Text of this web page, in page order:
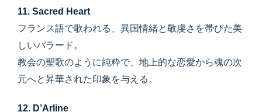
11. Sacred Heart
フランス語で歌われる、異国情緒と敬虔さを帯びた美
しいバラード。
教会の聖歌のように純粋で、地上的な恋愛から魂の次
元へと昇華された印象を与える。
12. D’Arline